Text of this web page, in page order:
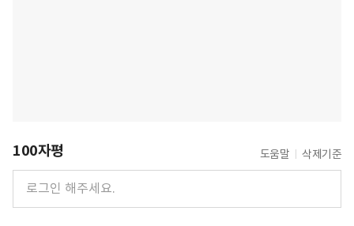
100자평 도움말 삭제기준